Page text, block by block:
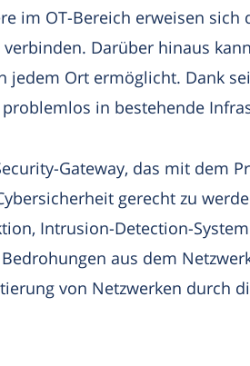
im OT-Bereich erweisen
Darüber hinaus
jedem Ort ermöglicht. Dank
in bestehende
Gateway, das mit dem
gerecht zu
Intrusion-Detection-
aus dem
von Netzwerken durch